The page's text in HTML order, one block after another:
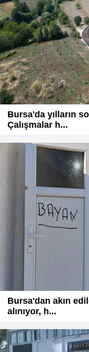
Bursa'da yılların
Çalışmalar h...
Bursa'dan akın
alınıyor, h...